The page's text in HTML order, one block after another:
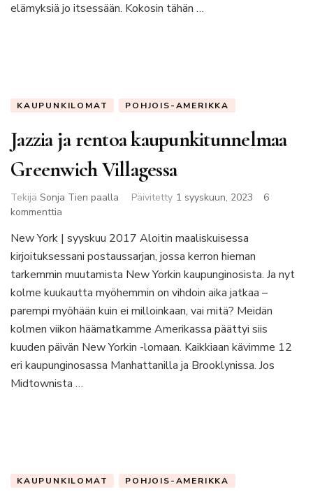
elämyksiä jo itsessään. Kokosin tähän …
KAUPUNKILOMAT POHJOIS-AMERIKKA
Jazzia ja rentoa kaupunkitunnelmaa
Greenwich Villagessa
Tekijä Sonja Tien paalla Päivitetty 1 syyskuun, 2023
6
kommenttia
ja
rentoa
kaupunkitunnelmaa
Villagessa
New York | syyskuu 2017 Aloitin maaliskuisessa
kirjoituksessani postaussarjan, jossa kerron hieman
tarkemmin muutamista New Yorkin kaupunginosista. Ja nyt
kolme kuukautta myöhemmin on vihdoin aika jatkaa –
parempi myöhään kuin ei milloinkaan, vai mitä? Meidän
kolmen viikon häämatkamme Amerikassa päättyi siis
kuuden päivän New Yorkin -lomaan. Kaikkiaan kävimme 12
eri kaupunginosassa Manhattanilla ja Brooklynissa. Jos
Midtownista …
KAUPUNKILOMAT POHJOIS-AMERIKKA